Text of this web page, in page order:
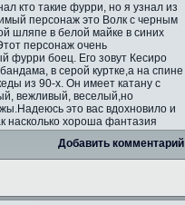
кто такие фурри, но я узнал из
персонаж это Волк с черным
шляпе в белой майке в синих
персонаж очень
фурри боец. Его зовут Кесиро
в серой куртке,а на спине
из 90-х. Он имеет катану с
вежливый, веселый,но
это вас вдохновило и
насколько хороша фантазия
Добавить комментарий